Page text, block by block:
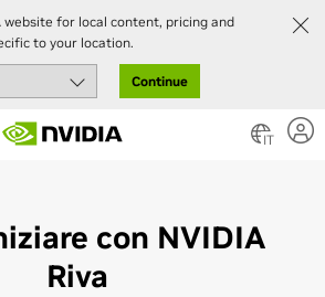
website for local content, pricing and
to your location.
Continue
IT
con NVIDIA
Riva